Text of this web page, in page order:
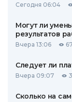
Сегодня 06:04
Могут ли
результатов
Вчера 13:06
Следует ли
Вчера 09:07
Сколько на